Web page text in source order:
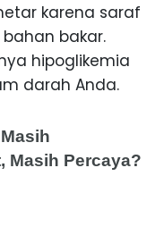
karena saraf
bakar.
hipoglikemia
darah Anda.
Masih Percaya?